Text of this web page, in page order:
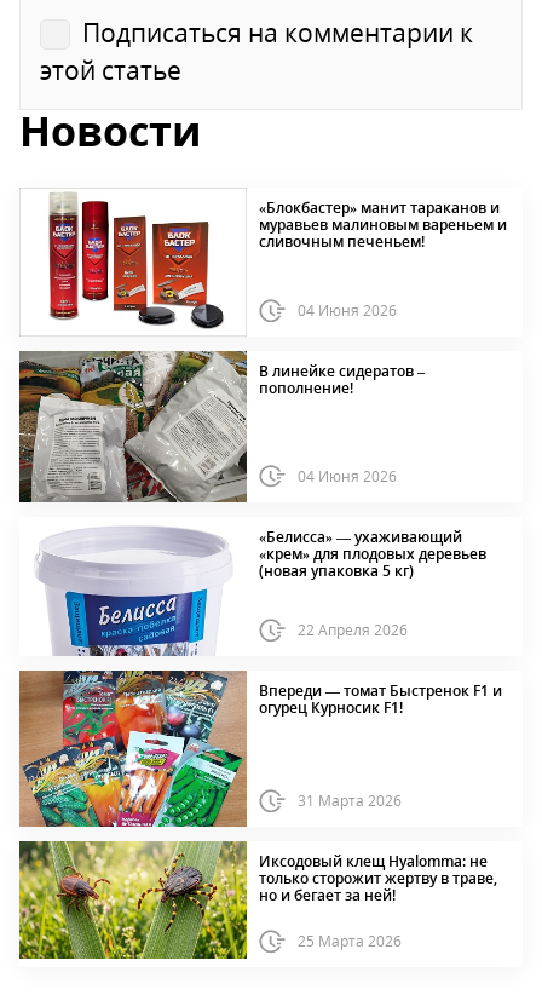
Подписаться на комментарии к
этой статье
Новости
«Блокбастер» манит тараканов и
муравьев малиновым вареньем и
сливочным печеньем!
04 Июня 2026
В линейке сидератов –
пополнение!
04 Июня 2026
«Белисса» — ухаживающий
«крем» для плодовых деревьев
(новая упаковка 5 кг)
22 Апреля 2026
Впереди — томат Быстренок F1 и
огурец Курносик F1!
31 Марта 2026
Иксодовый клещ Hyalomma: не
только сторожит жертву в траве,
но и бегает за ней!
25 Марта 2026